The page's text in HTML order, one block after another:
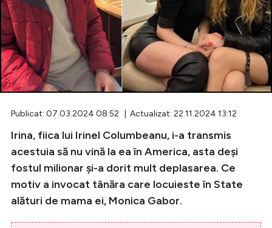
Celebrități
Breaking News
Intră în cont
Publicat: 07.03.2024 08:52 | Actualizat: 22.11.2024 13:12
Irina, fiica lui Irinel Columbeanu, i-a transmis
acestuia să nu vină la ea în America, asta deși
fostul milionar și-a dorit mult deplasarea. Ce
motiv a invocat tânăra care locuieste în State
alături de mama ei, Monica Gabor.